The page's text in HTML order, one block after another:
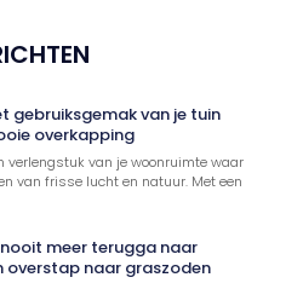
gebruiksgemak van je tuin
overkapping
verlengstuk van je woonruimte waar
van frisse lucht en natuur. Met een
meer terugga naar
overstap naar graszoden